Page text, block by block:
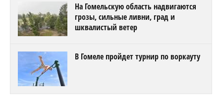
На Гомельскую область надвигаются
грозы, сильные ливни, град и
шквалистый ветер
В Гомеле пройдет турнир по воркауту